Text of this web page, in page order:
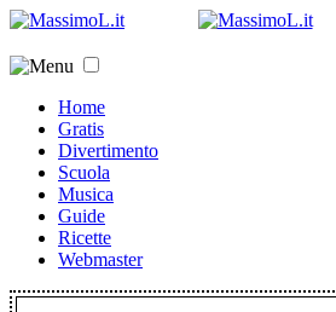
Home
Gratis
Divertimento
Scuola
Musica
Guide
Ricette
Webmaster